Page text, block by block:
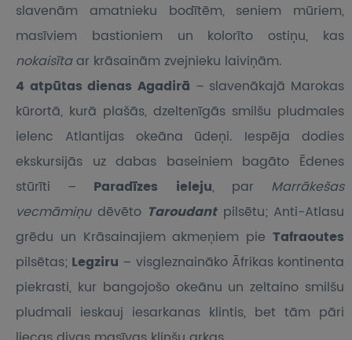
slavenām amatnieku bodītēm, seniem mūriem,
masīviem bastioniem un kolorīto ostiņu, kas
nokaisītaar krāsainām zvejnieku laiviņām.
4 atpūtas dienas Agadirā – slavenākajā Marokas
kūrortā, kurā plašās, dzeltenīgās smilšu pludmales
ielenc Atlantijas okeāna ūdeņi. Iespēja dodies
ekskursijās uz dabas baseiniem bagāto Ēdenes
stūrīti – Paradīzes ieleju, par Marrākešas
vecmāmiņu dēvēto Taroudant pilsētu; Anti-Atlasu
grēdu un Krāsainajiem akmeņiem pie Tafraoutes
pilsētas; Legziru – visgleznaināko Āfrikas kontinenta
piekrasti, kur bangojošo okeānu un zeltaino smilšu
pludmali ieskauj iesarkanas klintis, bet tām pāri